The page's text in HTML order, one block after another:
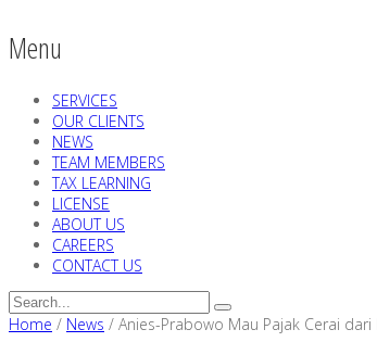
Menu
SERVICES
OUR CLIENTS
NEWS
TEAM MEMBERS
TAX LEARNING
LICENSE
ABOUT US
CAREERS
CONTACT US
Home / News / Anies-Prabowo Mau Pajak Cerai dari